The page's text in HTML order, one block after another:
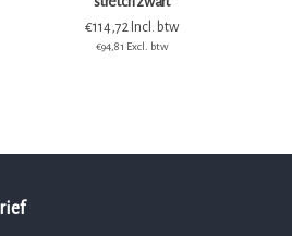
€114,72 Incl. btw
€94,81 Excl. btw